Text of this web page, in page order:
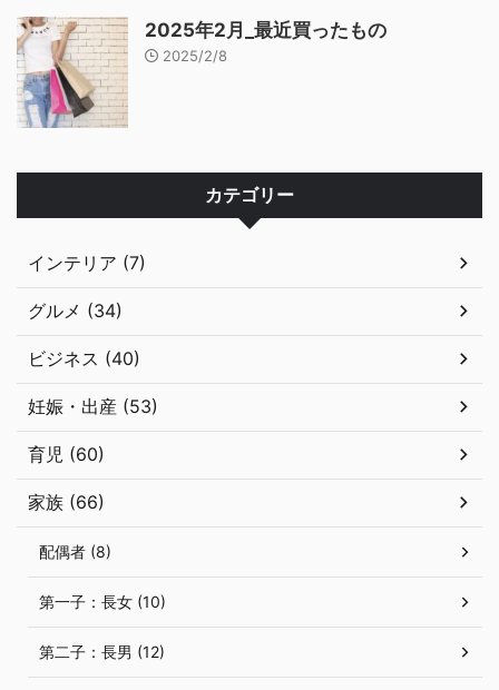
2025年2月_最近買ったもの
2025/2/8
カテゴリー
インテリア (7)
グルメ (34)
ビジネス (40)
妊娠・出産 (53)
育児 (60)
家族 (66)
配偶者 (8)
第一子：長女 (10)
第二子：長男 (12)